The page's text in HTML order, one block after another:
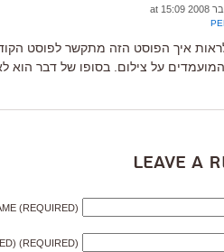
איך הפוסט הזה מתקשר לפוסט
על צילום. בסופו של דבר הוא
Leave a
(REQUIRED)
(REQUIRED)